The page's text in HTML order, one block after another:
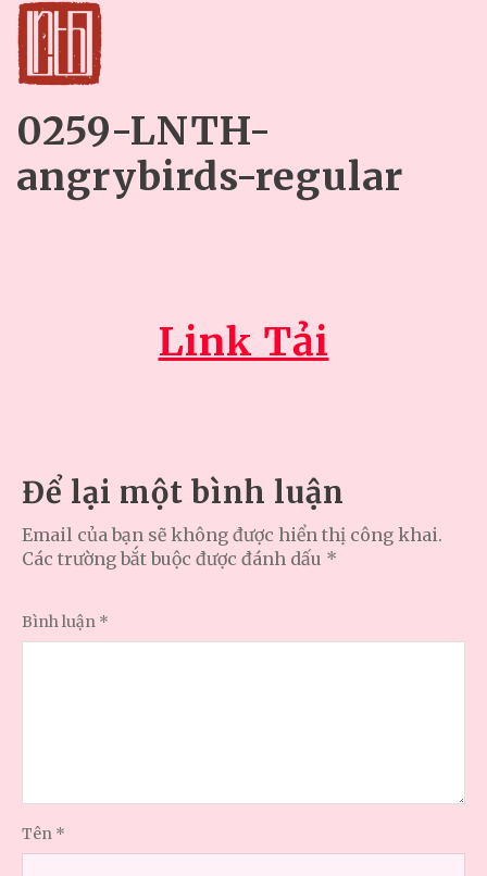
0259-LNTH-
angrybirds-regular
Link Tải
Để lại một bình luận
Email của bạn sẽ không được hiển thị công khai.
Các trường bắt buộc được đánh dấu *
Bình luận *
Tên *